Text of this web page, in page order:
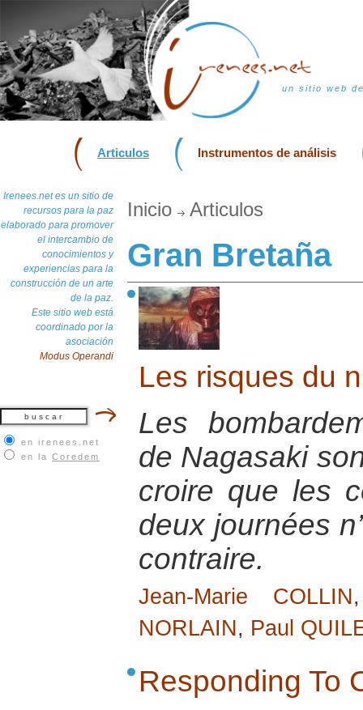
un sitio web
Articulos Instrumentos de análisis
Irenees.net es un sitio de
recursos para la paz
elaborado para promover
el intercambio de
conocimientos y
experiencias para la
construcción de un arte
de la paz.
Este sitio web está
coordinado por la
asociación
Modus Operandi
en irenees.net
en la Coredem
Inicio Articulos
Gran Bretaña
Les risques du
Les
de Nagasaki
croire que les
deux journées
contraire.
Jean-Marie COLLIN
NORLAIN, Paul
Responding To